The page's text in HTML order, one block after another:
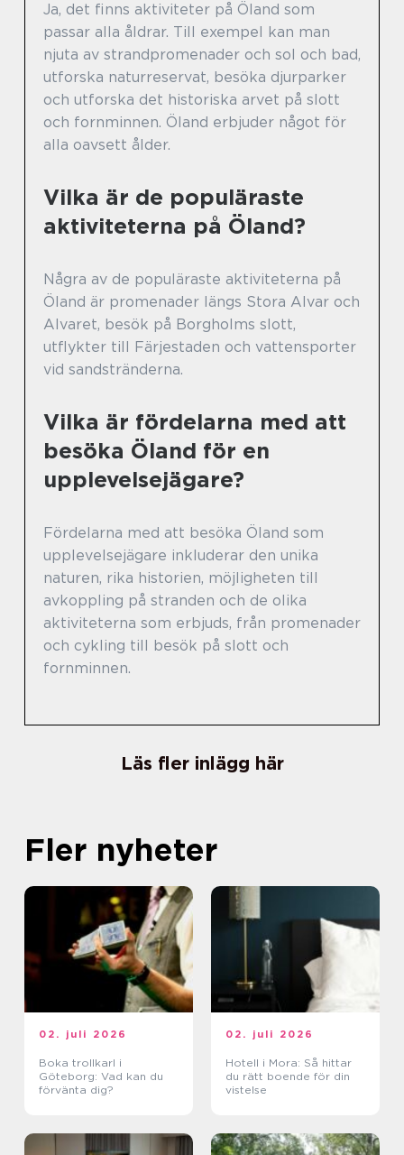
Ja, det finns aktiviteter på Öland som
passar alla åldrar. Till exempel kan man
njuta av strandpromenader och sol och bad,
utforska naturreservat, besöka djurparker
och utforska det historiska arvet på slott
och fornminnen. Öland erbjuder något för
alla oavsett ålder.
Vilka är de populäraste
aktiviteterna på Öland?
Några av de populäraste aktiviteterna på
Öland är promenader längs Stora Alvar och
Alvaret, besök på Borgholms slott,
utflykter till Färjestaden och vattensporter
vid sandstränderna.
Vilka är fördelarna med att
besöka Öland för en
upplevelsejägare?
Fördelarna med att besöka Öland som
upplevelsejägare inkluderar den unika
naturen, rika historien, möjligheten till
avkoppling på stranden och de olika
aktiviteterna som erbjuds, från promenader
och cykling till besök på slott och
fornminnen.
Läs fler inlägg här
Fler nyheter
02. juli 2026
Boka trollkarl i
Göteborg: Vad kan du
förvänta dig?
02. juli 2026
Hotell i Mora: Så hittar
du rätt boende för din
vistelse